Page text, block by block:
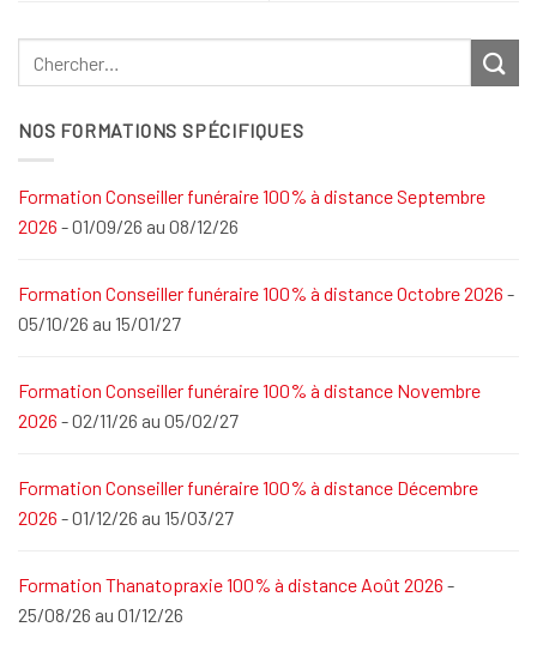
NOS FORMATIONS SPÉCIFIQUES
Formation Conseiller funéraire 100% à distance Septembre
2026 - 01/09/26 au 08/12/26
Formation Conseiller funéraire 100% à distance Octobre 2026 -
05/10/26 au 15/01/27
Formation Conseiller funéraire 100% à distance Novembre
2026 - 02/11/26 au 05/02/27
Formation Conseiller funéraire 100% à distance Décembre
2026 - 01/12/26 au 15/03/27
Formation Thanatopraxie 100% à distance Août 2026 -
25/08/26 au 01/12/26